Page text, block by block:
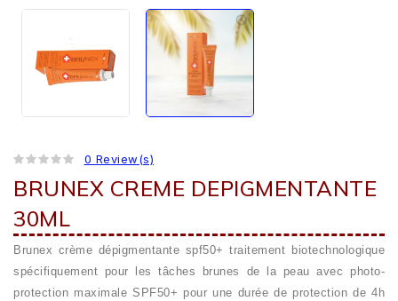
0 Review(s)
BRUNEX CREME DEPIGMENTANTE
30ML
Brunex crème dépigmentante spf50+ traitement biotechnologique
spécifiquement pour les tâches brunes de la peau avec photo-
protection maximale SPF50+ pour une durée de protection de 4h